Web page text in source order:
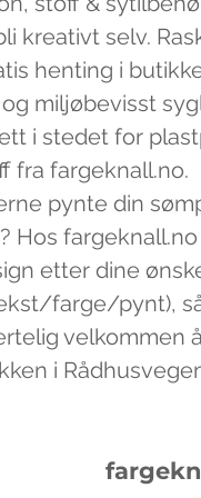
kreativt selv.
henting i
miljøbevisst
i stedet for
fra fargeknall.no.
pynte din
Hos
etter dine
farge/pynt),
velkommen
i